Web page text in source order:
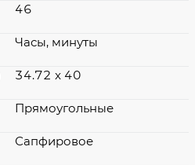
46
Часы, минуты
34.72 x 40
Прямоугольные
Сапфировое